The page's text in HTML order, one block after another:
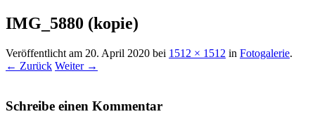
IMG_5880 (kopie)
Veröffentlicht am 20. April 2020 bei 1512 × 1512 in Fotogalerie.
← Zurück Weiter →
Schreibe einen Kommentar